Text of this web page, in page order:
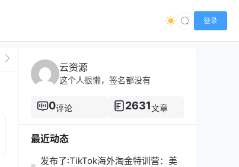
登录
云资源
这个人很懒，签名都没有
0评论 2631文章
最近动态
发布了:TikTok海外淘金特训营：美